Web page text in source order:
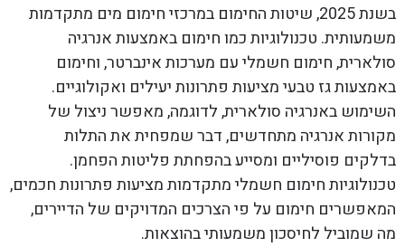
בשנת 2025, שיטות החימום במרכזי חימום מים מתקדמות
משמעותית. טכנולוגיות כמו חימום באמצעות אנרגיה
סולארית, חימום חשמלי עם מערכות אינברטר, וחימום
באמצעות גז טבעי מציעות פתרונות יעילים ואקולוגיים.
השימוש באנרגיה סולארית, לדוגמה, מאפשר ניצול של
מקורות אנרגיה מתחדשים, דבר שמפחית את התלות
בדלקים פוסיליים ומסייע בהפחתת פליטות הפחמן.
טכנולוגיות חימום חשמלי מתקדמות מציעות פתרונות חכמים,
המאפשרים חימום על פי הצרכים המדויקים של הדיירים,
מה שמוביל לחיסכון משמעותי בהוצאות.